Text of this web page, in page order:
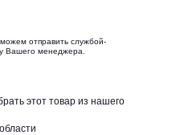
отправить службой-
Вашего менеджера.
этот товар из нашего